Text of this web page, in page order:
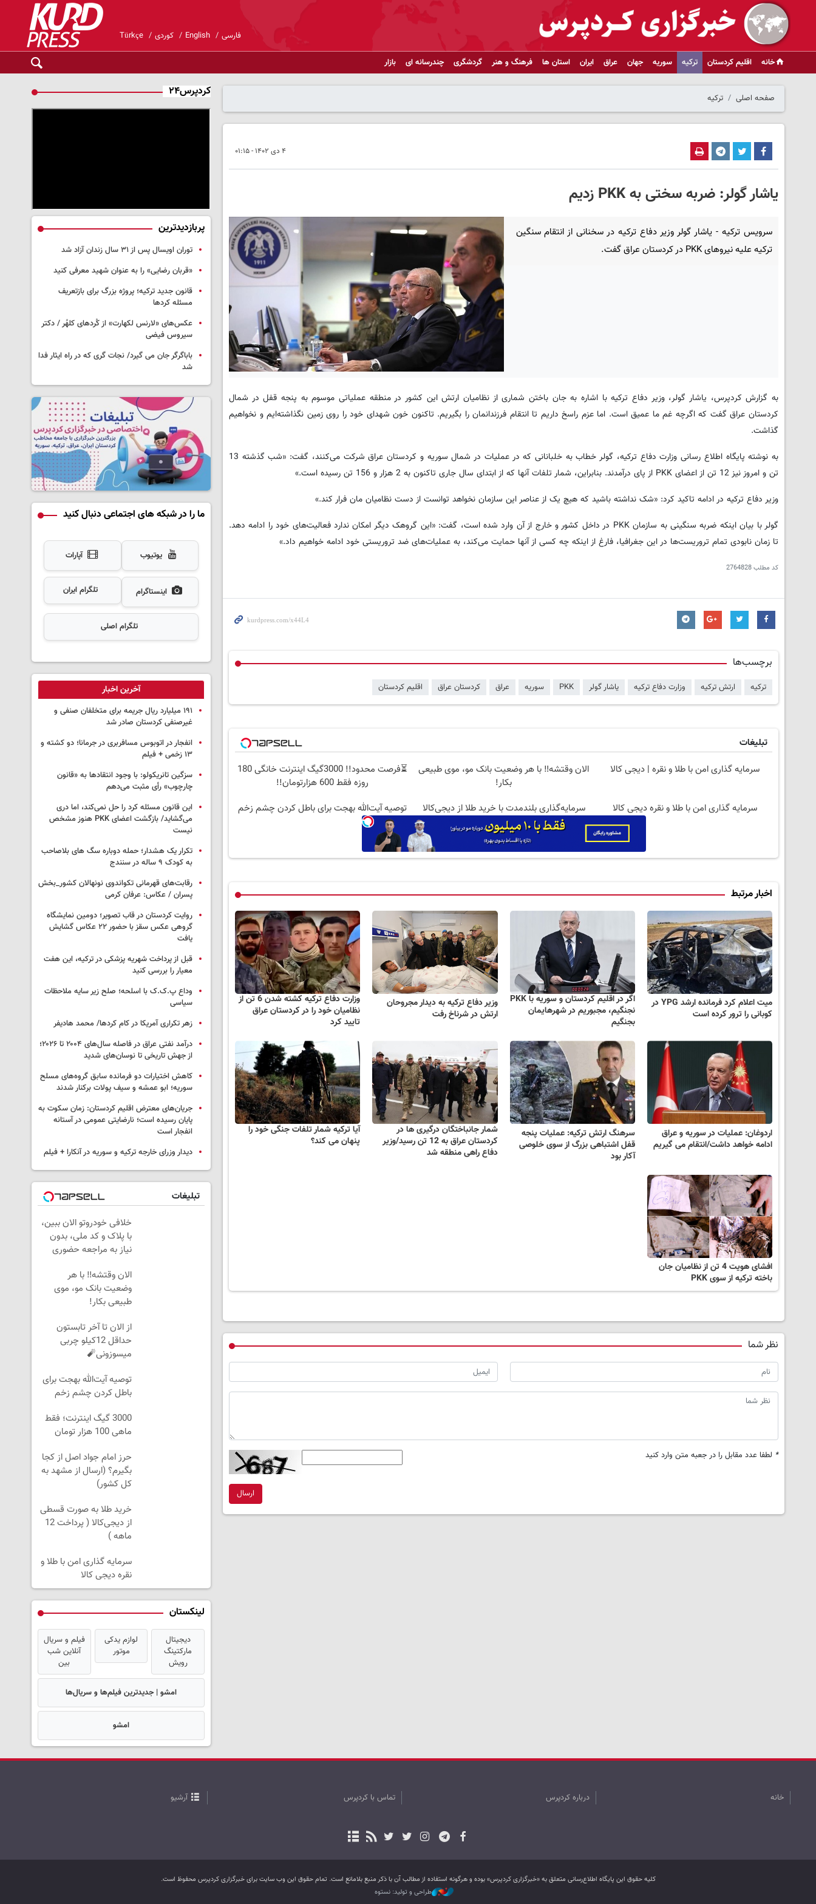
فارسی English کوردی Türkçe
خانه اقلیم کردستان ترکیه سوریه جهان عراق ایران استان ها فرهنگ و هنر گردشگری چندرسانه ای بازار
صفحه اصلی ترکیه
۴ دی ۱۴۰۲ - ۰۱:۱۵
یاشار گولر: ضربه سختی به PKK زدیم
سرویس ترکیه - یاشار گولر وزیر دفاع ترکیه در سخنانی از انتقام سنگین
ترکیه علیه نیروهای PKK در کردستان عراق گفت.
به گزارش کردپرس، یاشار گولر، وزیر دفاع ترکیه با اشاره به جان باختن شماری از نظامیان ارتش این کشور در منطقه عملیاتی موسوم به پنجه قفل در شمال
کردستان عراق گفت که اگرچه غم ما عمیق است. اما عزم راسخ داریم تا انتقام فرزندانمان را بگیریم. تاکنون خون شهدای خود را روی زمین نگذاشته‌ایم و نخواهیم
گذاشت.
به نوشته پایگاه اطلاع رسانی وزارت دفاع ترکیه، گولر خطاب به خلبانانی که در عملیات در شمال سوریه و کردستان عراق شرکت می‌کنند، گفت: «شب گذشته 13
تن و امروز نیز 12 تن از اعضای PKK از پای درآمدند. بنابراین، شمار تلفات آنها که از ابتدای سال جاری تاکنون به 2 هزار و 156 تن رسیده است.»
وزیر دفاع ترکیه در ادامه تاکید کرد: «شک نداشته باشید که هیچ یک از عناصر این سازمان نخواهد توانست از دست نظامیان مان فرار کند.»
گولر با بیان اینکه ضربه سنگینی به سازمان PKK در داخل کشور و خارج از آن وارد شده است، گفت: «این گروهک دیگر امکان ندارد فعالیت‌های خود را ادامه دهد.
تا زمان نابودی تمام تروریست‌ها در این جغرافیا، فارغ از اینکه چه کسی از آنها حمایت می‌کند، به عملیات‌های ضد تروریستی خود ادامه خواهیم داد.»
کد مطلب2764828
برچسب‌ها
ترکیه ارتش ترکیه وزارت دفاع ترکیه یاشار گولر PKK سوریه عراق کردستان عراق اقلیم کردستان
تبلیغات
سرمایه گذاری امن با طلا و نقره | دیجی کالا
الان وقتشه‼️ با هر وضعیت بانک مو، موی طبیعی
بکار!
⏳فرصت محدود!! 3000گیگ اینترنت خانگی 180
روزه فقط 600 هزارتومان!!
سرمایه گذاری امن با طلا و نقره دیجی کالا
سرمایه‌گذاری بلندمدت با خرید طلا از دیجی‌کالا توصیه آیت‌الله بهجت برای باطل کردن چشم زخم
اخبار مرتبط
میت اعلام کرد فرمانده ارشد YPG در
کوبانی را ترور کرده است
اگر در اقلیم کردستان و سوریه با PKK
نجنگیم، مجبوریم در شهرهایمان
بجنگیم
وزیر دفاع ترکیه به دیدار مجروحان
ارتش در شرناخ رفت
وزارت دفاع ترکیه کشته شدن 6 تن از
نظامیان خود را در کردستان عراق
تایید کرد
اردوغان: عملیات در سوریه و عراق
ادامه خواهد داشت/انتقام می گیریم
سرهنگ ارتش ترکیه: عملیات پنجه
قفل اشتباهی بزرگ از سوی خلوصی
آکار بود
شمار جانباختگان درگیری ها در
کردستان عراق به 12 تن رسید/وزیر
دفاع راهی منطقه شد
آیا ترکیه شمار تلفات جنگی خود را
پنهان می کند؟
افشای هویت 4 تن از نظامیان جان
باخته ترکیه از سوی PKK
نظر شما
* لطفا عدد مقابل را در جعبه متن وارد کنید
ارسال
کردپرس۲۴
پربازدیدترین
توران اویسال پس از ۳۱ سال زندان آزاد شد
«قربان رضایی» را به عنوان شهید معرفی کنید
قانون جدید ترکیه؛ پروژه بزرگ‌ برای بازتعریف
مسئله کردها
عکس‌های «لارنس لکهارت» از کُردهای کلهُر / دکتر
سیروس فیضی
باباگرگر جان می گیرد/ نجات گری که در راه ایثار فدا
شد
ما را در شبکه های اجتماعی دنبال کنید
یوتیوب آپارات
اینستاگرام تلگرام ایران
تلگرام اصلی
آخرین اخبار
۱۹۱ میلیارد ریال جریمه برای متخلفان صنفی و
غیرصنفی کردستان صادر شد
انفجار در اتوبوس مسافربری در جرمانا؛ دو کشته و
۱۳ زخمی + فیلم
سزگین تانریکولو: با وجود انتقادها به «قانون
چارچوب» رأی مثبت می‌دهم
این قانون مسئله کرد را حل نمی‌کند، اما دری
می‌گشاید/ بازگشت اعضای PKK هنوز مشخص
نیست
تکرار یک هشدار؛ حمله دوباره سگ های بلاصاحب
به کودک ۹ ساله در سنندج
رقابت‌های قهرمانی تکواندوی نونهالان کشور_بخش
پسران / عکاس: عرفان کرمی
روایت کردستان در قاب تصویر؛ دومین نمایشگاه
گروهی عکس سقز با حضور ۲۲ عکاس گشایش
یافت
قبل از پرداخت شهریه پزشکی در ترکیه، این هفت
معیار را بررسی کنید
وداع پ.ک.ک با اسلحه؛ صلح زیر سایه ملاحظات
سیاسی
زهر تکراری آمریکا در کام کردها/ محمد هادیفر
درآمد نفتی عراق در فاصله سال‌های ۲۰۰۴ تا ۲۰۲۶؛
از جهش تاریخی تا نوسان‌های شدید
کاهش اختیارات دو فرمانده سابق گروه‌های مسلح
سوریه؛ ابو عمشه و سیف پولات برکنار شدند
جریان‌های معترض اقلیم کردستان: زمان سکوت به
پایان رسیده است؛ نارضایتی عمومی در آستانه
انفجار است
دیدار وزرای خارجه ترکیه و سوریه در آنکارا + فیلم
تبلیغات
خلافی خودروتو الان ببین،
با پلاک و کد ملی، بدون
نیاز به مراجعه حضوری
الان وقتشه‼️ با هر
وضعیت بانک مو، موی
طبیعی بکار!
از الان تا آخر تابستون
حداقل 12کیلو چربی
میسوزونی🧨
توصیه آیت‌الله بهجت برای
باطل کردن چشم زخم
3000 گیگ اینترنت؛ فقط
ماهی 100 هزار تومان
حرز امام جواد اصل از کجا
بگیرم؟ (ارسال از مشهد به
کل کشور)
خرید طلا به صورت قسطی
از دیجی‌کالا ( پرداخت 12
ماهه )
سرمایه گذاری امن با طلا و
نقره دیجی کالا
لینکستان
دیجیتال
مارکتینگ
رویش
لوازم یدکی
موتور
فیلم و سریال
آنلاین شب
بین
امشو | جدیدترین فیلم‌ها و سریال‌ها
امشو
خانه درباره کردپرس تماس با کردپرس آرشیو
کليه حقوق اين پایگاه اطلاع‌رسانی متعلق به «خبرگزاری کردپرس» بوده و هرگونه استفاده از مطالب آن با ذکر منبع بلامانع است. تمام حقوق این وب سایت برای خبرگزاری کردپرس محفوظ است.
طراحی و تولید: نستوه